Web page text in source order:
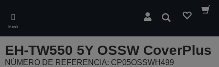
main
content
Menú
Buscar
EH-TW550 5Y OSSW CoverPlus
NÚMERO DE REFERENCIA: CP05OSSWH499